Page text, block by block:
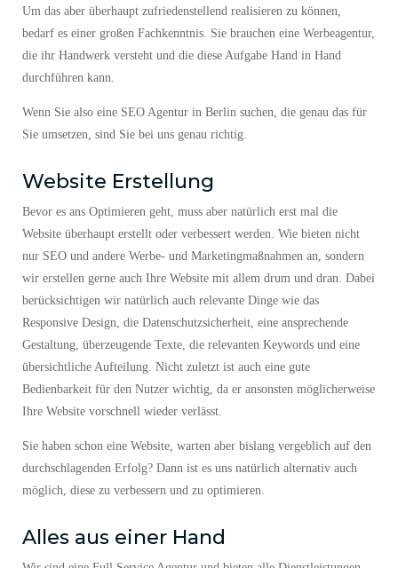
Um das aber überhaupt zufriedenstellend realisieren zu können,
bedarf es einer großen Fachkenntnis. Sie brauchen eine Werbeagentur,
die ihr Handwerk versteht und die diese Aufgabe Hand in Hand
Wenn Sie also eine SEO Agentur in Berlin suchen, die genau das für
Website Erstellung
Bevor es ans Optimieren geht, muss aber natürlich erst mal die
Website überhaupt erstellt oder verbessert werden. Wie bieten nicht
nur SEO und andere Werbe- und Marketingmaßnahmen an, sondern
wir erstellen gerne auch Ihre Website mit allem drum und dran. Dabei
berücksichtigen wir natürlich auch relevante Dinge wie das
Responsive Design, die Datenschutzsicherheit, eine ansprechende
Gestaltung, überzeugende Texte, die relevanten Keywords und eine
übersichtliche Aufteilung. Nicht zuletzt ist auch eine gute
Bedienbarkeit für den Nutzer wichtig, da er ansonsten möglicherweise
Sie haben schon eine Website, warten aber bislang vergeblich auf den
durchschlagenden Erfolg? Dann ist es uns natürlich alternativ auch